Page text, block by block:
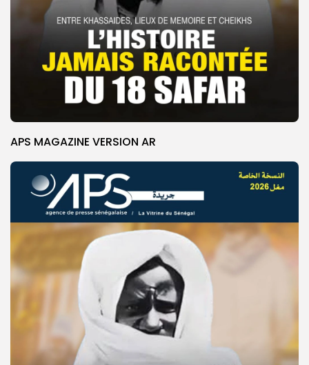
APS MAGAZINE VERSION AR